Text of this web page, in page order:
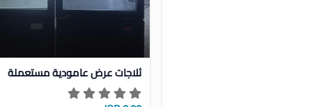
عرض تفاصيل ثلاجات عرض
ثلاجات عرض عامودية مستعملة